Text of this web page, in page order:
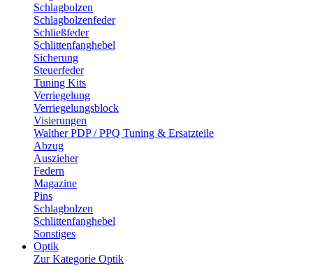
Schlagbolzen
Schlagbolzenfeder
Schließfeder
Schlittenfanghebel
Sicherung
Steuerfeder
Tuning Kits
Verriegelung
Verriegelungsblock
Visierungen
Walther PDP / PPQ Tuning & Ersatzteile
Abzug
Auszieher
Federn
Magazine
Pins
Schlagbolzen
Schlittenfanghebel
Sonstiges
Optik
Zur Kategorie Optik